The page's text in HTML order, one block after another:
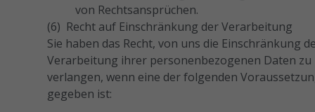
von Rechtsansprüchen.
(6) Recht auf Einschränkung der Verarbeitung
Sie haben das Recht, von uns die Einschränkung
Verarbeitung ihrer personenbezogenen Daten zu
verlangen, wenn eine der folgenden
gegeben ist: